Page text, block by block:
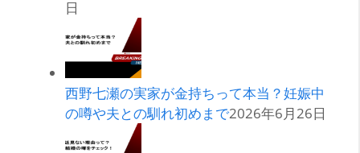
日
西野七瀬の実家が金持ちって本当？妊娠中
の噂や夫との馴れ初めまで2026年6月26日